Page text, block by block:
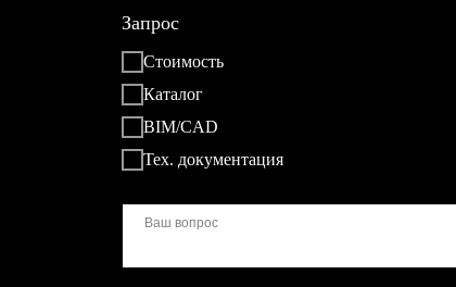
Запрос
Стоимость
Каталог
BIM/CAD
Тех. документация